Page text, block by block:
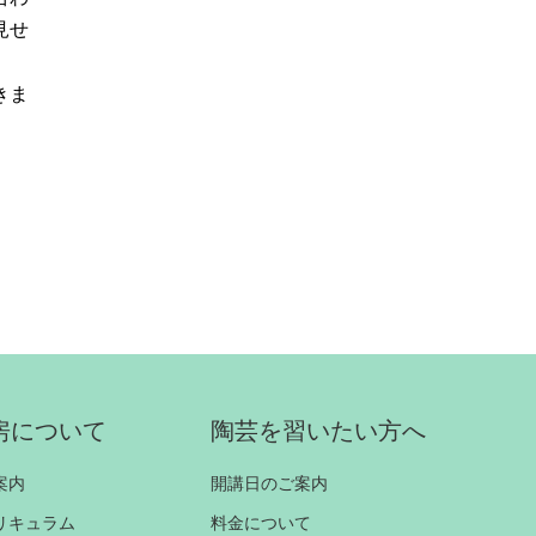
せ
ま
について
内
キュラム
陶芸を習いたい方へ
開講日のご案内
料金について